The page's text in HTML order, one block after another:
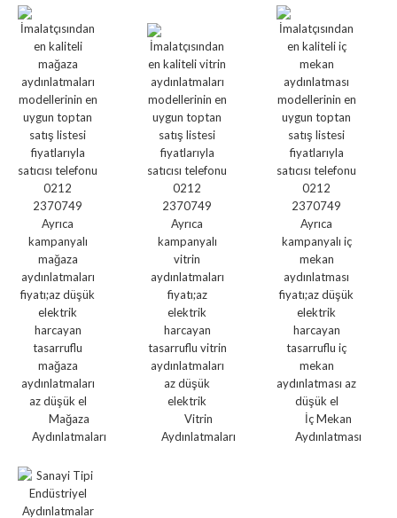
Mağaza
Aydınlatmaları
Vitrin
Aydınlatmaları
İç Mekan
Aydınlatması